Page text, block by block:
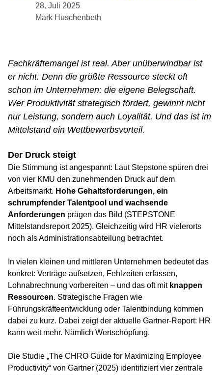
28. Juli 2025
Mark Huschenbeth
Fachkräftemangel ist real. Aber unüberwindbar ist
er nicht. Denn die größte Ressource steckt oft
schon im Unternehmen: die eigene Belegschaft.
Wer Produktivität strategisch fördert, gewinnt nicht
nur Leistung, sondern auch Loyalität. Und das ist im
Mittelstand ein Wettbewerbsvorteil.
Der Druck steigt
Die Stimmung ist angespannt: Laut Stepstone spüren drei
von vier KMU den zunehmenden Druck auf dem
Arbeitsmarkt. Hohe Gehaltsforderungen, ein
schrumpfender Talentpool und wachsende
Anforderungen prägen das Bild (STEPSTONE
Mittelstandsreport 2025). Gleichzeitig wird HR vielerorts
noch als Administrationsabteilung betrachtet.
In vielen kleinen und mittleren Unternehmen bedeutet das
konkret: Verträge aufsetzen, Fehlzeiten erfassen,
Lohnabrechnung vorbereiten – und das oft mit knappen
Ressourcen. Strategische Fragen wie
Führungskräfteentwicklung oder Talentbindung kommen
dabei zu kurz. Dabei zeigt der aktuelle Gartner-Report: HR
kann weit mehr. Nämlich Wertschöpfung.
Die Studie „The CHRO Guide for Maximizing Employee
Productivity“ von Gartner (2025) identifiziert vier zentrale